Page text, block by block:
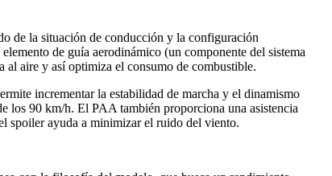
de la situación de conducción y la configuración
de guía aerodinámico (un componente del sistema
al aire y así optimiza el consumo de combustible.
incrementar la estabilidad de marcha y el dinamismo
los 90 km/h. El PAA también proporciona una asistencia
spoiler ayuda a minimizar el ruido del viento.